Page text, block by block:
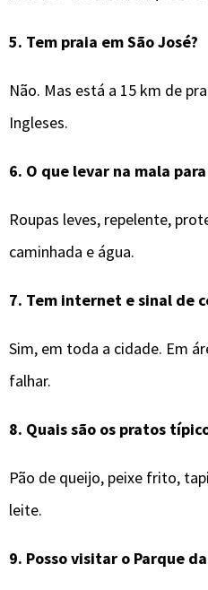
5. Tem praia em São José?
Não. Mas está a 15 km de
Ingleses.
6. O que levar na mala para
Roupas leves, repelente,
caminhada e água.
7. Tem internet e sinal de
Sim, em toda a cidade. Em
falhar.
8. Quais são os pratos
Pão de queijo, peixe frito,
leite.
9. Posso visitar o Parque